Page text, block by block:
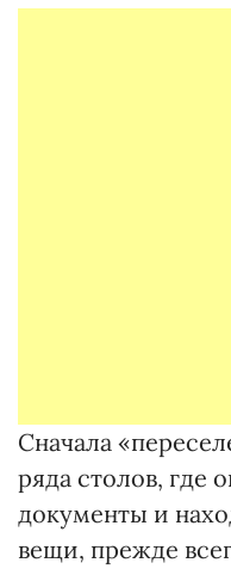
Сначала
ряда столов, где
документы и
вещи, прежде